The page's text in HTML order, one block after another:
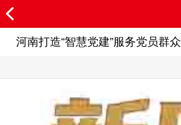
河南打造“智慧党建”服务党员群众